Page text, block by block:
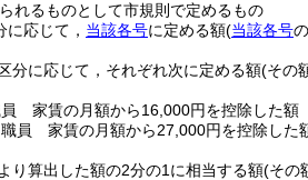
れるものとして市規則で定めるもの
応じて， 当該各号に定める額(当該各号
に応じて，それぞれ次に定める額(その
家賃の月額から16,000円を控除した額
員 家賃の月額から27,000円を控除した
り算出した額の2分の1に相当する額(その